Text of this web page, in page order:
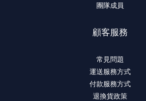
團隊成員
顧客服務
常見問題
運送服務方式
付款服務方式
退換貨政策